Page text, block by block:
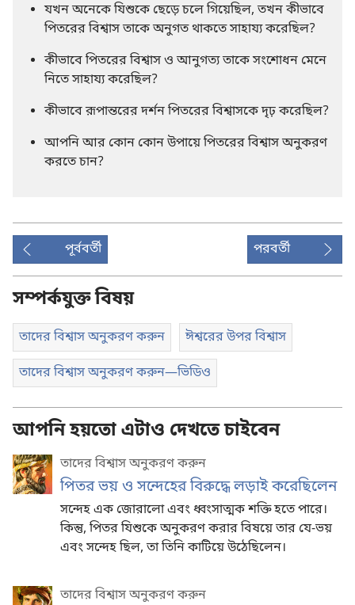
যখন অনেকে যিশুকে ছেড়ে চলে গিয়েছিল, তখন কীভাবে
পিতরের বিশ্বাস তাকে অনুগত থাকতে সাহায্য করেছিল?
কীভাবে পিতরের বিশ্বাস ও আনুগত্য তাকে সংশোধন মেনে
নিতে সাহায্য করেছিল?
কীভাবে রূপান্তরের দর্শন পিতরের বিশ্বাসকে দৃঢ় করেছিল?
আপনি আর কোন কোন উপায়ে পিতরের বিশ্বাস অনুকরণ
করতে চান?
পূর্ববর্তী পরবর্তী
সম্পর্কযুক্ত বিষয়
তাদের বিশ্বাস অনুকরণ করুন ঈশ্বরের উপর বিশ্বাস
তাদের বিশ্বাস অনুকরণ করুন—ভিডিও
আপনি হয়তো এটাও দেখতে চাইবেন
তাদের বিশ্বাস অনুকরণ করুন
পিতর ভয় ও সন্দেহের বিরুদ্ধে লড়াই করেছিলেন
সন্দেহ এক জোরালো এবং ধ্বংসাত্মক শক্তি হতে পারে।
কিন্তু, পিতর যিশুকে অনুকরণ করার বিষয়ে তার যে-ভয়
এবং সন্দেহ ছিল, তা তিনি কাটিয়ে উঠেছিলেন।
তাদের বিশ্বাস অনুকরণ করুন